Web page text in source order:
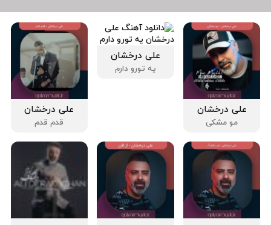
علی درخشان
مو مشکی
علی درخشان
یه تورو دارم
علی درخشان
قدم قدم